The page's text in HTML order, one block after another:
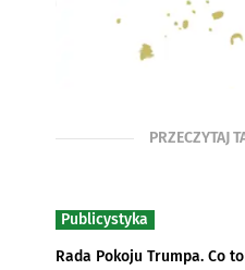
PRZECZYTAJ
Publicystyka
Rada Pokoju Trumpa. Co